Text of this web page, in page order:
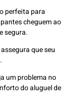
perfeita para
cheguem ao
segura.
que seu
um problema no
do aluguel de